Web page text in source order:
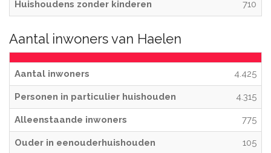
Huishoudens zonder kinderen 710
Aantal inwoners van Haelen
Aantal inwoners 4.425
Personen in particulier huishouden 4.315
Alleenstaande inwoners 775
Ouder in eenouderhuishouden 105